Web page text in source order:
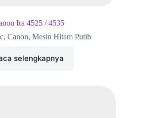
Ira 4525 / 4535
,Canon,Mesin Hitam Putih
selengkapnya